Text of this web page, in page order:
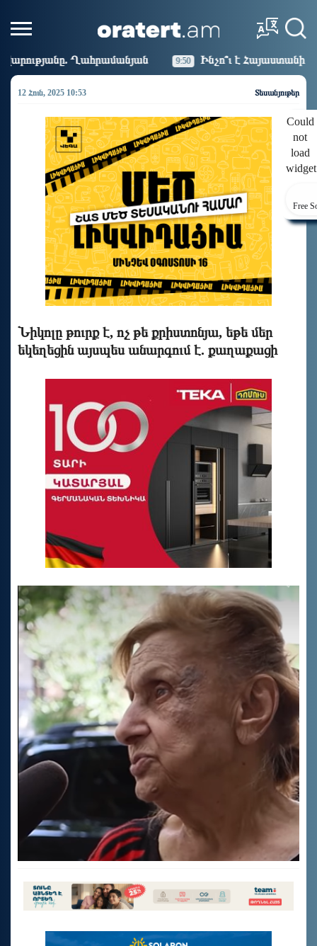
9:50 Ինչո՞ւ է Հայաստանի գյուղատնտեսությունը
12 Հուն, 2025 10:53 Տեսանյութեր
Could
not
load
Free
Նիկոլը թուրք է, ոչ թե քրիստոնյա, եթե մեր
եկեղեցին այսպես անարգում է. քաղաքացի